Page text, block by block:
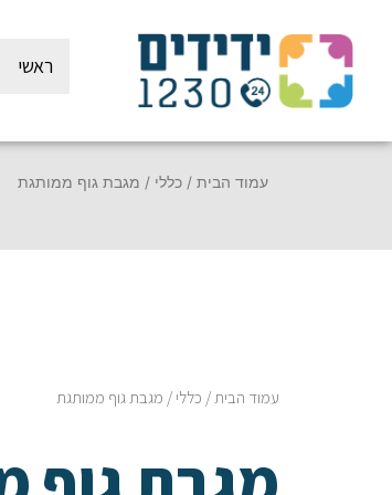
ראשי
עמוד הבית / כללי / מגבת גוף ממותגת
עמוד הבית/ כללי / מגבת גוף ממותגת